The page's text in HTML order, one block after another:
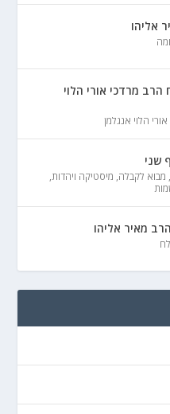
אליהו
מרדכי אורי הלוי
הלוי אנגלמן
שני
, מבוא לקבלה, מיסטיקה ויהדות,
מאיר אליהו